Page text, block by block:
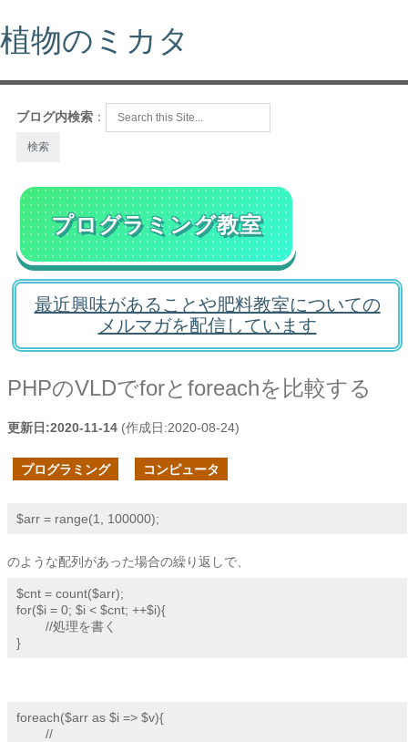
植物のミカタ
ブログ内検索 ：
プログラミング教室
最近興味があることや肥料教室についての
メルマガを配信しています
PHPのVLDでforとforeachを比較する
更新日:2020-11-14 (作成日:2020-08-24)
プログラミング コンピュータ
$arr = range(1, 100000);
のような配列があった場合の繰り返しで、
$cnt = count($arr);
for($i = 0; $i < $cnt; ++$i){
        //処理を書く
}
foreach($arr as $i => $v){
        //